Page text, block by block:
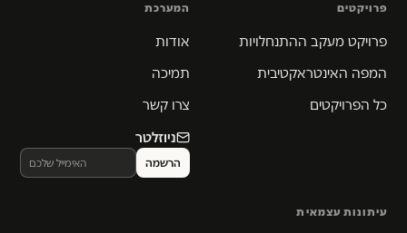
פרויקטים
פרויקט מעקב ההתנחלויות
המפה האינטראקטיבית
כל הפרויקטים
המערכת
אודות
תמיכה
צרו קשר
ניוזלטר
עיתונות עצמאית